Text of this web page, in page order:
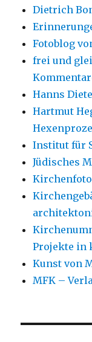
Dietrich
Fotoblog
frei und
Hanns
Hartmut
Institut für
Jüdisches
Projekte in
Kunst von
MFK –